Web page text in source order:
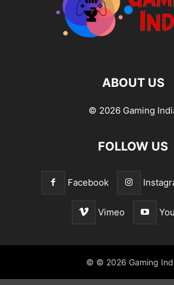
ABOUT US
© 2026 Gaming
FOLLOW US
Facebook
Vimeo
© © 2026 Gaming